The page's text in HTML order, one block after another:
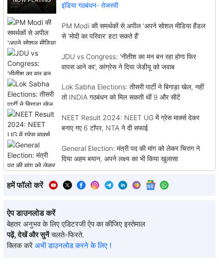
इंडिया गठबंधन- तेजस्वी
PM Modi की समर्थकों से अपील 'अपने सोशल मीडिया हैंडल
से 'मोदी का परिवार' हटा सकते हैं'
JDU vs Congress: 'नीतीश का मन बन रहा होगा फिर
वापस आने का', कांग्रेस ने दिया जेडीयू को जवाब
Lok Sabha Elections: तीसरी पार्टी ने बिगाड़ा खेल, नहीं
तो INDIA गठबंधन को मिल सकती थीं 9 और सीटें
NEET Result 2024: NEET UG में ग्रेस मार्क्स देकर
बनाए गए 6 टॉपर, NTA ने दी सफाई
General Election: मंत्री पद की मांग को लेकर चिराग ने
दिया अहम बयान, अपने लक्ष्य का भी किया खुलासा
हमें फॉलो करें
ऐप डाउनलोड करें
बेहतर अनुभव के लिए एडिटरजी ऐप का कीजिए इस्तेमाल
पढ़ें, देखें और सुनें चलते-फिरते.
क्लिक करें अभी डाउनलोड करने के लिए !